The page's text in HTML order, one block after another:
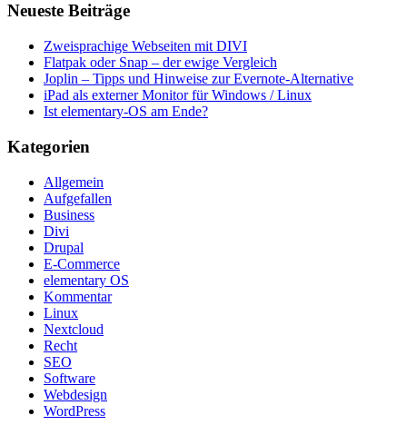
Neueste Beiträge
Zweisprachige Webseiten mit DIVI
Flatpak oder Snap – der ewige Vergleich
Joplin – Tipps und Hinweise zur Evernote-Alternative
iPad als externer Monitor für Windows / Linux
Ist elementary-OS am Ende?
Kategorien
Allgemein
Aufgefallen
Business
Divi
Drupal
E-Commerce
elementary OS
Kommentar
Linux
Nextcloud
Recht
SEO
Software
Webdesign
WordPress